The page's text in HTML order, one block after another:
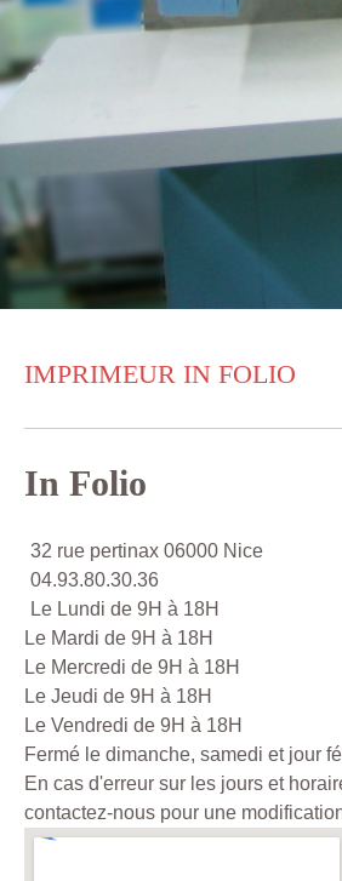
IMPRIMEUR IN FOLIO
In Folio
32 rue pertinax 06000 Nice
04.93.80.30.36
Le Lundi de 9H à 18H
Le Mardi de 9H à 18H
Le Mercredi de 9H à 18H
Le Jeudi de 9H à 18H
Le Vendredi de 9H à 18H
Fermé le dimanche, samedi et jour
En cas d'erreur sur les jours et
contactez-nous pour une